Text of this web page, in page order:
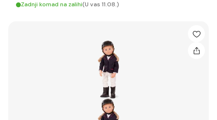
Zadnji komad na zalihi(U vas 11.08.)